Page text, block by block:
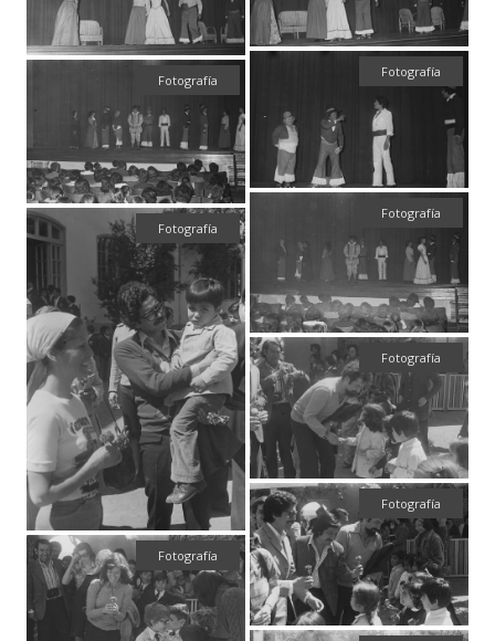
Fotografía
Fotografía
Fotografía
Fotografía
Fotografía
Fotografía
Fotografía